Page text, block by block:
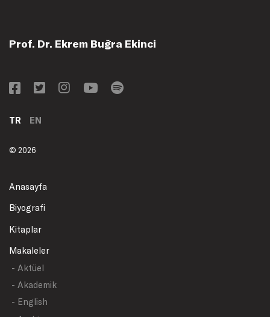
Prof. Dr. Ekrem Buğra Ekinci
TR EN
© 2026
Anasayfa
Biyografi
Kitaplar
Makaleler
- Aktüel
- Akademik
- English